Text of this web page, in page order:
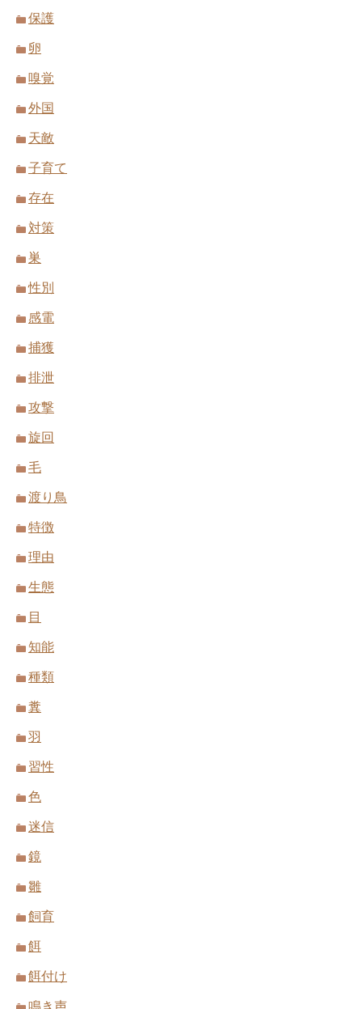
保護
卵
嗅覚
外国
天敵
子育て
存在
対策
巣
性別
感電
捕獲
排泄
攻撃
旋回
毛
渡り鳥
特徴
理由
生態
目
知能
種類
糞
羽
習性
色
迷信
鏡
雛
飼育
餌
餌付け
鳴き声